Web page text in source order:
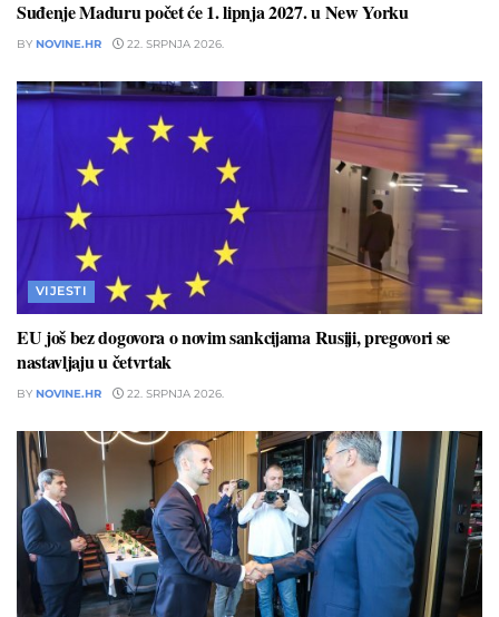
Suđenje Maduru počet će 1. lipnja 2027. u New Yorku
BY NOVINE.HR 22. SRPNJA 2026.
VIJESTI
EU još bez dogovora o novim sankcijama Rusiji, pregovori se
nastavljaju u četvrtak
BY NOVINE.HR 22. SRPNJA 2026.